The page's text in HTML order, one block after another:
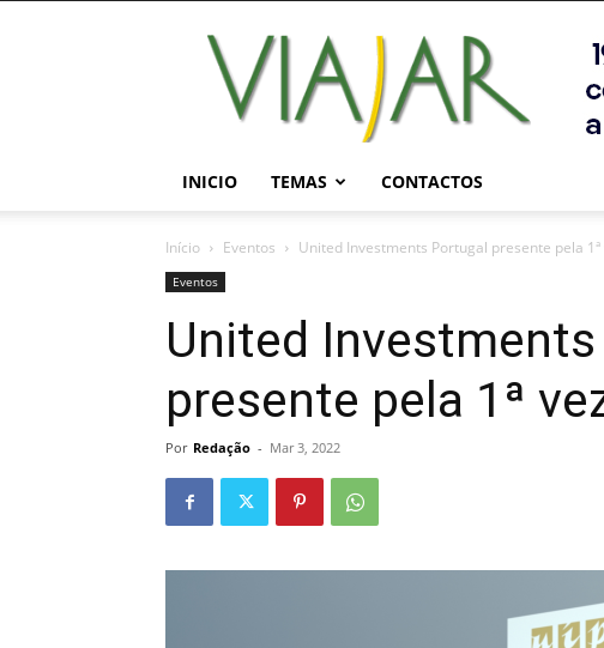
Viajar
Magazine
Online
INICIO TEMAS CONTACTOS
Início Eventos United Investments Portugal presente pela 1ª
Eventos
United Investments
presente pela 1ª
Por Redação - Mar 3, 2022